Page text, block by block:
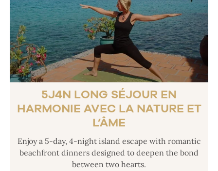
5J4N LONG SÉJOUR EN
HARMONIE AVEC LA NATURE ET
L’ÂME
Enjoy a 5-day, 4-night island escape with romantic
beachfront dinners designed to deepen the bond
between two hearts.